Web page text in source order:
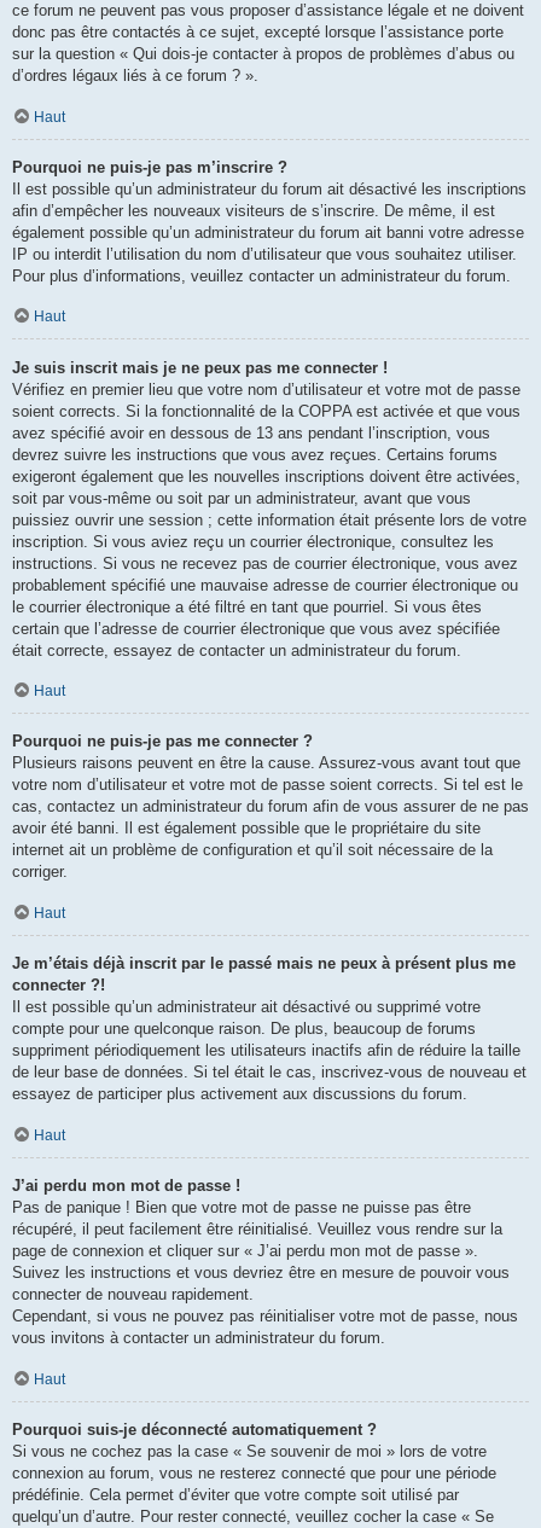
ce forum ne peuvent pas vous proposer d’assistance légale et ne doivent
donc pas être contactés à ce sujet, excepté lorsque l’assistance porte
sur la question « Qui dois-je contacter à propos de problèmes d’abus ou
d’ordres légaux liés à ce forum ? ».
Haut
Pourquoi ne puis-je pas m’inscrire ?
Il est possible qu’un administrateur du forum ait désactivé les inscriptions
afin d’empêcher les nouveaux visiteurs de s’inscrire. De même, il est
également possible qu’un administrateur du forum ait banni votre adresse
IP ou interdit l’utilisation du nom d’utilisateur que vous souhaitez utiliser.
Pour plus d’informations, veuillez contacter un administrateur du forum.
Haut
Je suis inscrit mais je ne peux pas me connecter !
Vérifiez en premier lieu que votre nom d’utilisateur et votre mot de passe
soient corrects. Si la fonctionnalité de la COPPA est activée et que vous
avez spécifié avoir en dessous de 13 ans pendant l’inscription, vous
devrez suivre les instructions que vous avez reçues. Certains forums
exigeront également que les nouvelles inscriptions doivent être activées,
soit par vous-même ou soit par un administrateur, avant que vous
puissiez ouvrir une session ; cette information était présente lors de votre
inscription. Si vous aviez reçu un courrier électronique, consultez les
instructions. Si vous ne recevez pas de courrier électronique, vous avez
probablement spécifié une mauvaise adresse de courrier électronique ou
le courrier électronique a été filtré en tant que pourriel. Si vous êtes
certain que l’adresse de courrier électronique que vous avez spécifiée
était correcte, essayez de contacter un administrateur du forum.
Haut
Pourquoi ne puis-je pas me connecter ?
Plusieurs raisons peuvent en être la cause. Assurez-vous avant tout que
votre nom d’utilisateur et votre mot de passe soient corrects. Si tel est le
cas, contactez un administrateur du forum afin de vous assurer de ne pas
avoir été banni. Il est également possible que le propriétaire du site
internet ait un problème de configuration et qu’il soit nécessaire de la
corriger.
Haut
Je m’étais déjà inscrit par le passé mais ne peux à présent plus me
connecter ?!
Il est possible qu’un administrateur ait désactivé ou supprimé votre
compte pour une quelconque raison. De plus, beaucoup de forums
suppriment périodiquement les utilisateurs inactifs afin de réduire la taille
de leur base de données. Si tel était le cas, inscrivez-vous de nouveau et
essayez de participer plus activement aux discussions du forum.
Haut
J’ai perdu mon mot de passe !
Pas de panique ! Bien que votre mot de passe ne puisse pas être
récupéré, il peut facilement être réinitialisé. Veuillez vous rendre sur la
page de connexion et cliquer sur « J’ai perdu mon mot de passe ».
Suivez les instructions et vous devriez être en mesure de pouvoir vous
connecter de nouveau rapidement.
Cependant, si vous ne pouvez pas réinitialiser votre mot de passe, nous
vous invitons à contacter un administrateur du forum.
Haut
Pourquoi suis-je déconnecté automatiquement ?
Si vous ne cochez pas la case « Se souvenir de moi » lors de votre
connexion au forum, vous ne resterez connecté que pour une période
prédéfinie. Cela permet d’éviter que votre compte soit utilisé par
quelqu’un d’autre. Pour rester connecté, veuillez cocher la case « Se